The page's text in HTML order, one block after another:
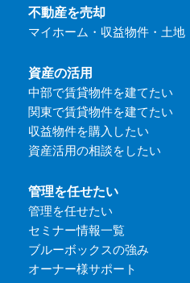
不動産を売却
マイホーム・収益物件・土地
資産の活用
中部で賃貸物件を建てたい
関東で賃貸物件を建てたい
収益物件を購入したい
資産活用の相談をしたい
管理を任せたい
管理を任せたい
セミナー情報一覧
ブルーボックスの強み
オーナー様サポート